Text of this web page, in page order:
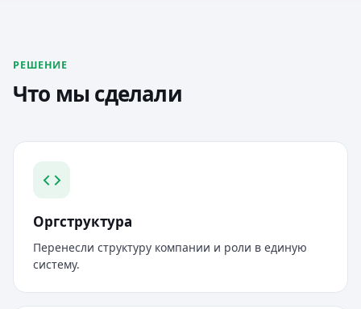
РЕШЕНИЕ
Что мы сделали
Оргструктура
Перенесли структуру компании и роли в единую
систему.